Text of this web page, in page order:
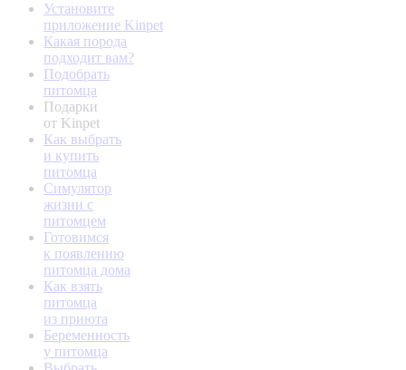
Установите
приложение Kinpet
Какая порода
подходит вам?
Подобрать
питомца
Подарки
от Kinpet
Как выбрать
и купить
питомца
Симулятор
жизни с
питомцем
Готовимся
к появлению
питомца дома
Как взять
питомца
из приюта
Беременность
у питомца